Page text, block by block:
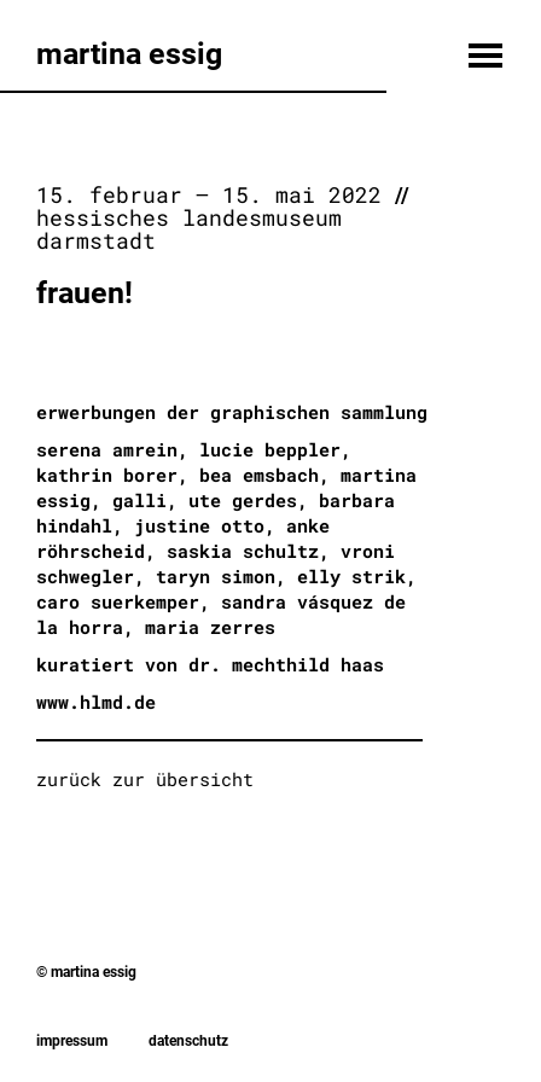
martina essig
15. februar – 15. mai 2022 //
hessisches landesmuseum
darmstadt
frauen!
erwerbungen der graphischen sammlung
serena amrein, lucie beppler,
kathrin borer, bea emsbach, martina
essig, galli, ute gerdes, barbara
hindahl, justine otto, anke
röhrscheid, saskia schultz, vroni
schwegler, taryn simon, elly strik,
caro suerkemper, sandra vásquez de
la horra, maria zerres
kuratiert von dr. mechthild haas
www.hlmd.de
zurück zur übersicht
© martina essig
impressum datenschutz